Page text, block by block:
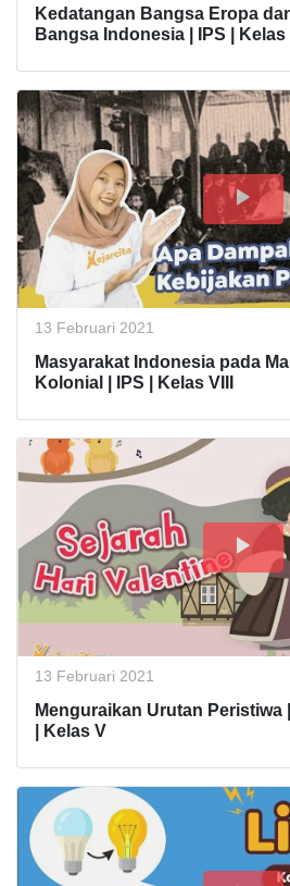
Kedatangan Bangsa Eropa
Bangsa Indonesia | IPS | Kelas
13 Februari 2021
Masyarakat Indonesia pada
Kolonial | IPS | Kelas VIII
13 Februari 2021
Menguraikan Urutan Peristiwa
| Kelas V